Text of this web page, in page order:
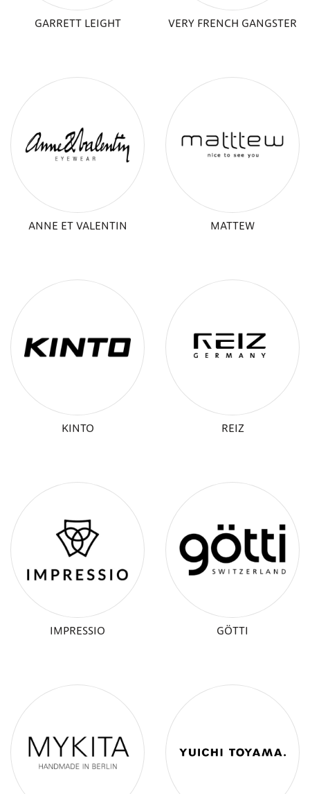
GARRETT LEIGHT VERY FRENCH GANGSTER
ANNE ET VALENTIN MATTEW
KINTO REIZ
IMPRESSIO GÖTTI